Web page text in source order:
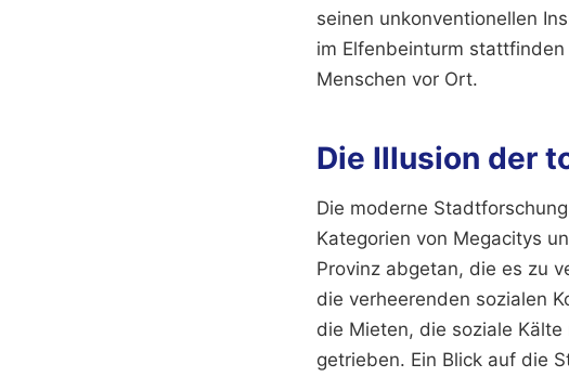
seinen unkonventionellen
im Elfenbeinturm
Menschen vor Ort.
Die Illusion der
Die moderne
Kategorien von Megacitys
Provinz abgetan, die es zu
die verheerenden sozialen
die Mieten, die soziale
getrieben. Ein Blick auf die